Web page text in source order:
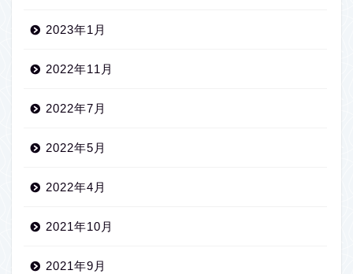
2023年1月
2022年11月
2022年7月
2022年5月
2022年4月
2021年10月
2021年9月